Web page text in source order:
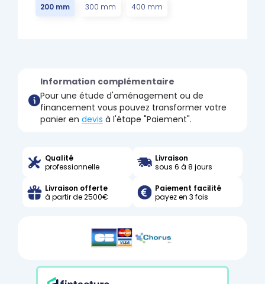
200 mm 300 mm 400 mm
Information complémentaire
Pour une étude d'aménagement ou de
financement vous pouvez transformer votre
panier en devis à l'étape "Paiement".
Qualité
professionnelle
Livraison
sous 6 à 8 jours
Livraison offerte
à partir de 2500€
Paiement facilité
payez en 3 fois